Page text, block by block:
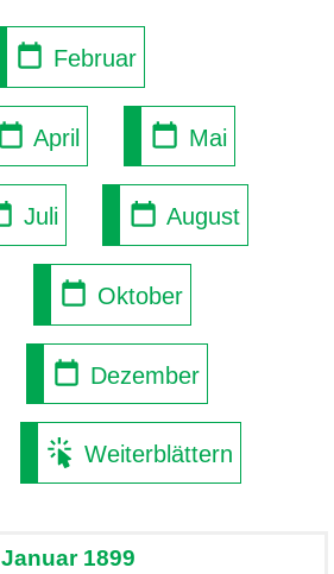
Februar
April Mai
Juli August
Oktober
Dezember
Weiterblättern
Januar 1899